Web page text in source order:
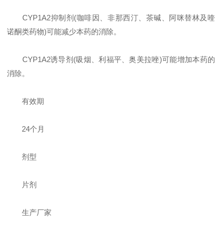
CYP1A2抑制剂(咖啡因、非那西汀、茶碱、阿咪替林及喹
诺酮类药物)可能减少本药的消除。
CYP1A2诱导剂(吸烟、利福平、奥美拉唑)可能增加本药的
消除。
有效期
24个月
剂型
片剂
生产厂家